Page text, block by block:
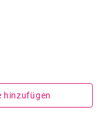
hinzufügen